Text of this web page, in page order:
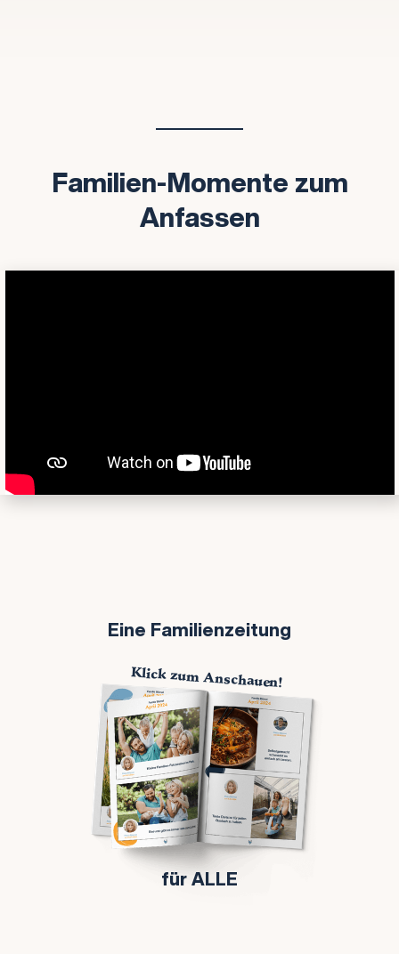
Familien-Momente zum
Anfassen
Eine Familienzeitung
Klick zum Anschauen!
für ALLE